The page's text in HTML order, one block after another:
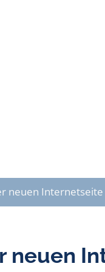
neuen Internetseite
neuen